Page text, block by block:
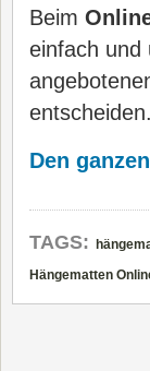
Beim
einfach und
entscheiden.
Den
TAGS:
Hängematten